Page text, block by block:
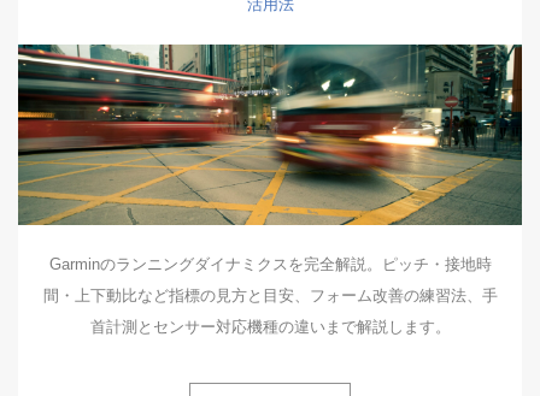
活用法
Garminのランニングダイナミクスを完全解説。ピッチ・接地時
間・上下動比など指標の見方と目安、フォーム改善の練習法、手
首計測とセンサー対応機種の違いまで解説します。